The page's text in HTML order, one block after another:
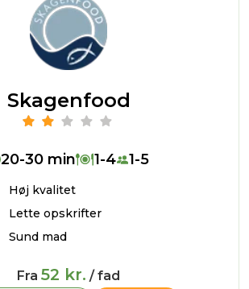
Skagenfood
20-30 min 1-4 1-5
Høj kvalitet
Lette opskrifter
Sund mad
Fra 52 kr. / fad